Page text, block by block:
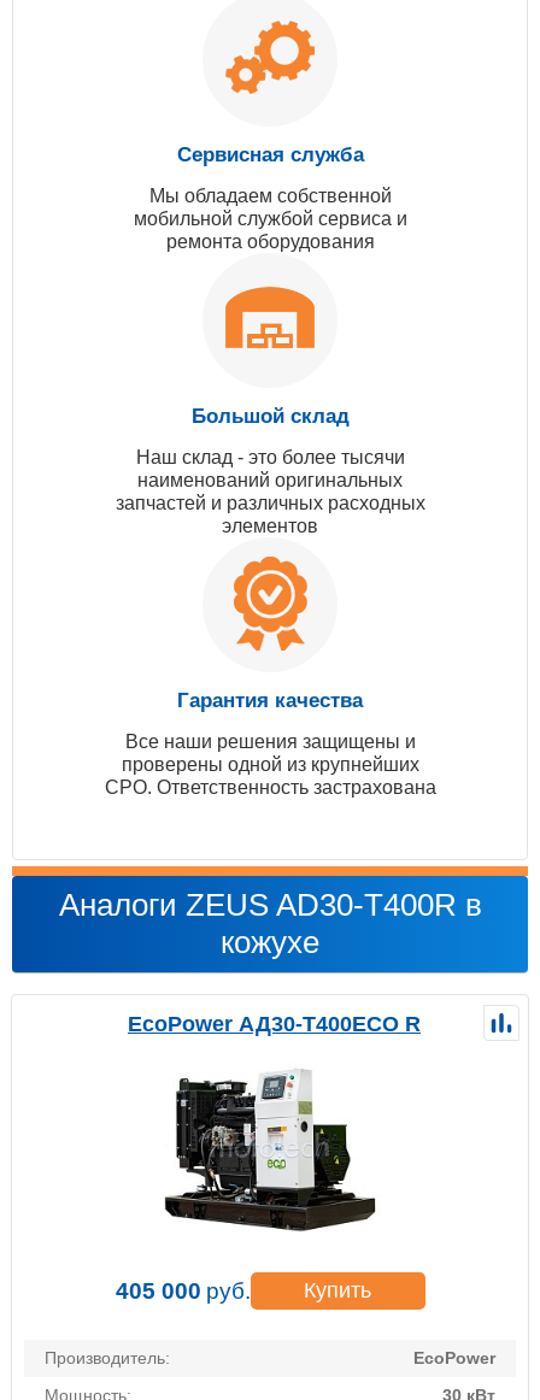
Сервисная служба
Мы обладаем собственной
мобильной службой сервиса и
ремонта оборудования
Большой склад
Наш склад - это более тысячи
наименований оригинальных
запчастей и различных расходных
элементов
Гарантия качества
Все наши решения защищены и
проверены одной из крупнейших
СРО. Ответственность застрахована
Аналоги ZEUS AD30-T400R в
кожухе
EcoPower АД30-T400ECO R
405 000 руб. Купить
Производитель:
EcoPower
Мощность:
30 кВт